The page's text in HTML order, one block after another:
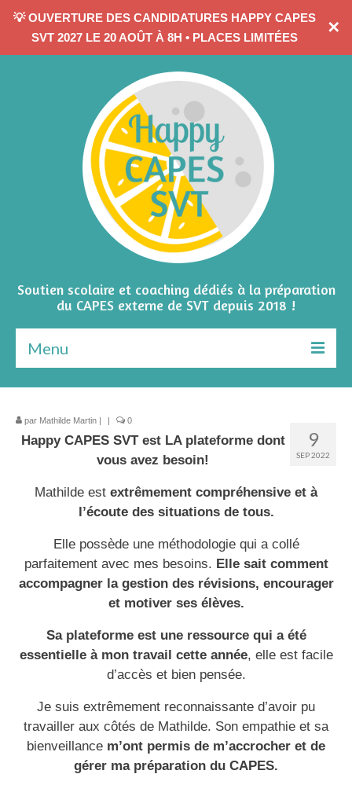
CONTACTEZ-MOI
Soutien scolaire et coaching dédiés à la préparation
du CAPES externe de SVT depuis 2018 !
Menu
Bilan gratuit
Les formules
Ressources
★★★ Témoignages
À Propos
9
SEP 2022
par Mathilde Martin | | 0
Happy CAPES SVT est LA plateforme dont
vous avez besoin!
Mathilde est extrêmement compréhensive et à
l’écoute des situations de tous.
Elle possède une méthodologie qui a collé
parfaitement avec mes besoins. Elle sait comment
accompagner la gestion des révisions, encourager
et motiver ses élèves.
Sa plateforme est une ressource qui a été
essentielle à mon travail cette année, elle est facile
d’accès et bien pensée.
Je suis extrêmement reconnaissante d’avoir pu
travailler aux côtés de Mathilde. Son empathie et sa
bienveillance m’ont permis de m’accrocher et de
gérer ma préparation du CAPES.
💡 OUVERTURE DES CANDIDATURES HAPPY CAPES
SVT 2027 LE 20 AOÛT À 8H • PLACES LIMITÉES
✕